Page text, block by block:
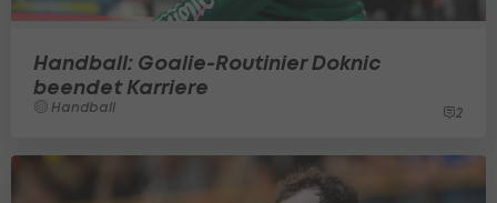
Handball: Goalie-Routinier Doknic
beendet Karriere
Handball 2